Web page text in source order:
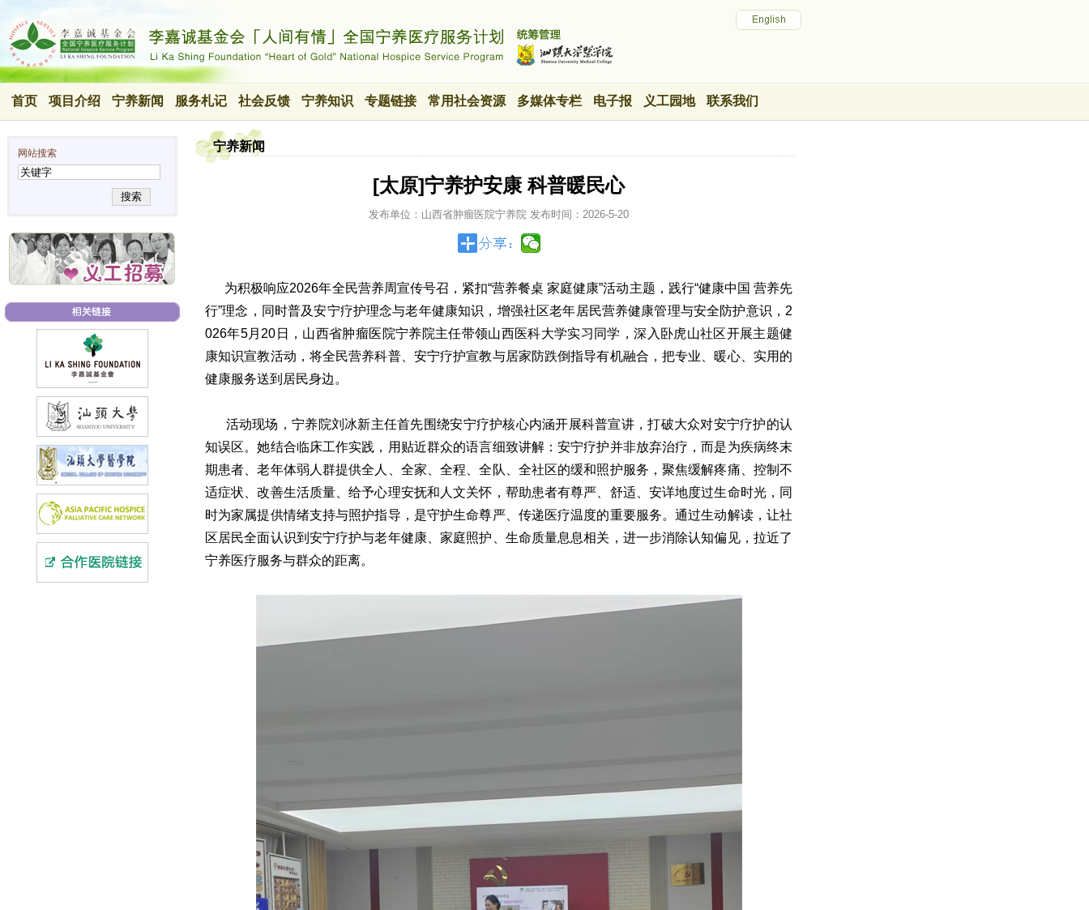
首页 项目介绍 宁养新闻 服务札记 社会反馈 宁养知识 专题链接 常用社会资源 多媒体专栏 电子报 义工园地 联系我们
网站搜索
搜索
宁养新闻
[太原]宁养护安康 科普暖民心
发布单位：山西省肿瘤医院宁养院 发布时间： 2026-5-20
为积极响应2026年全民营养周宣传号召，紧扣“营养餐桌 家庭健康”活动主题，践行“健康中国 营养先
行”理念，同时普及安宁疗护理念与老年健康知识，增强社区老年居民营养健康管理与安全防护意识，2
026年5月20日，山西省肿瘤医院宁养院主任带领山西医科大学实习同学，深入卧虎山社区开展主题健
康知识宣教活动，将全民营养科普、安宁疗护宣教与居家防跌倒指导有机融合，把专业、暖心、实用的
健康服务送到居民身边。
活动现场，宁养院刘冰新主任首先围绕安宁疗护核心内涵开展科普宣讲，打破大众对安宁疗护的认
知误区。她结合临床工作实践，用贴近群众的语言细致讲解：安宁疗护并非放弃治疗，而是为疾病终末
期患者、老年体弱人群提供全人、全家、全程、全队、全社区的缓和照护服务，聚焦缓解疼痛、控制不
适症状、改善生活质量、给予心理安抚和人文关怀，帮助患者有尊严、舒适、安详地度过生命时光，同
时为家属提供情绪支持与照护指导，是守护生命尊严、传递医疗温度的重要服务。通过生动解读，让社
区居民全面认识到安宁疗护与老年健康、家庭照护、生命质量息息相关，进一步消除认知偏见，拉近了
宁养医疗服务与群众的距离。